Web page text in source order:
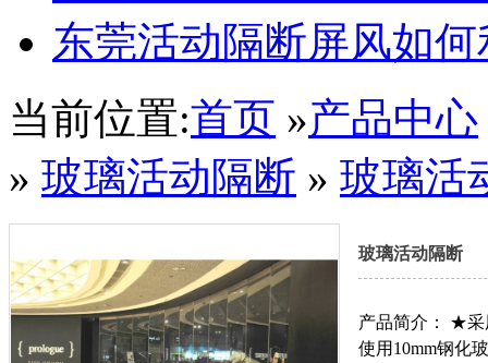
东莞活动隔断屏风如
当前位置:首页 »产品中心
» 玻璃活动隔断 » 玻璃活
玻璃活动隔断
产品简介： ★采
使用10mm钢化